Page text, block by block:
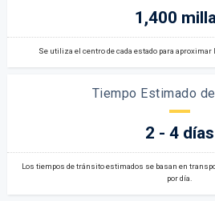
1,400
Se utiliza el centro de cada estado para
Tiempo Estimado
2 - 4 días
Los tiempos de tránsito estimados se basan en
por día.